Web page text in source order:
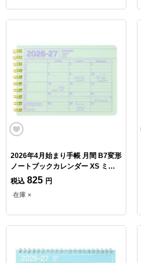
2026年4月始まり手帳 月間 B7変形
ノートブックカレンダー XS ミン
ト
税込 825 円
在庫 ×